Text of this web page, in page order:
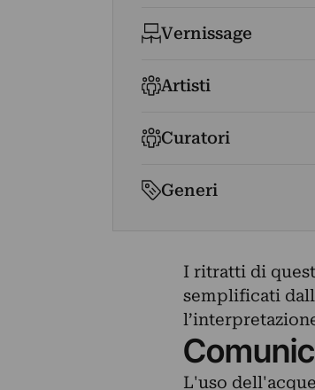
Vernissage
Artisti
Curatori
Generi
I ritratti di
semplificati
L'uso